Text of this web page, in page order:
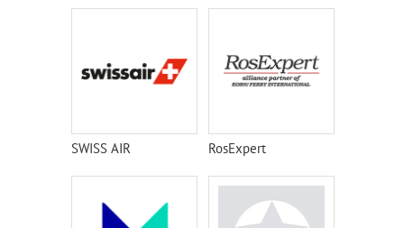
SWISS AIR RosExpert